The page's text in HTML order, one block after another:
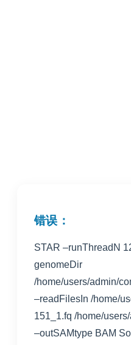
错误：
STAR –runThreadN
genomeDir
/home/users/admin/
–readFilesIn /home/
151_1.fq /home/
–outSAMtype BAM